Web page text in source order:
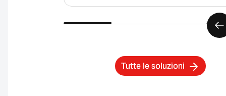
Tutte le soluzioni